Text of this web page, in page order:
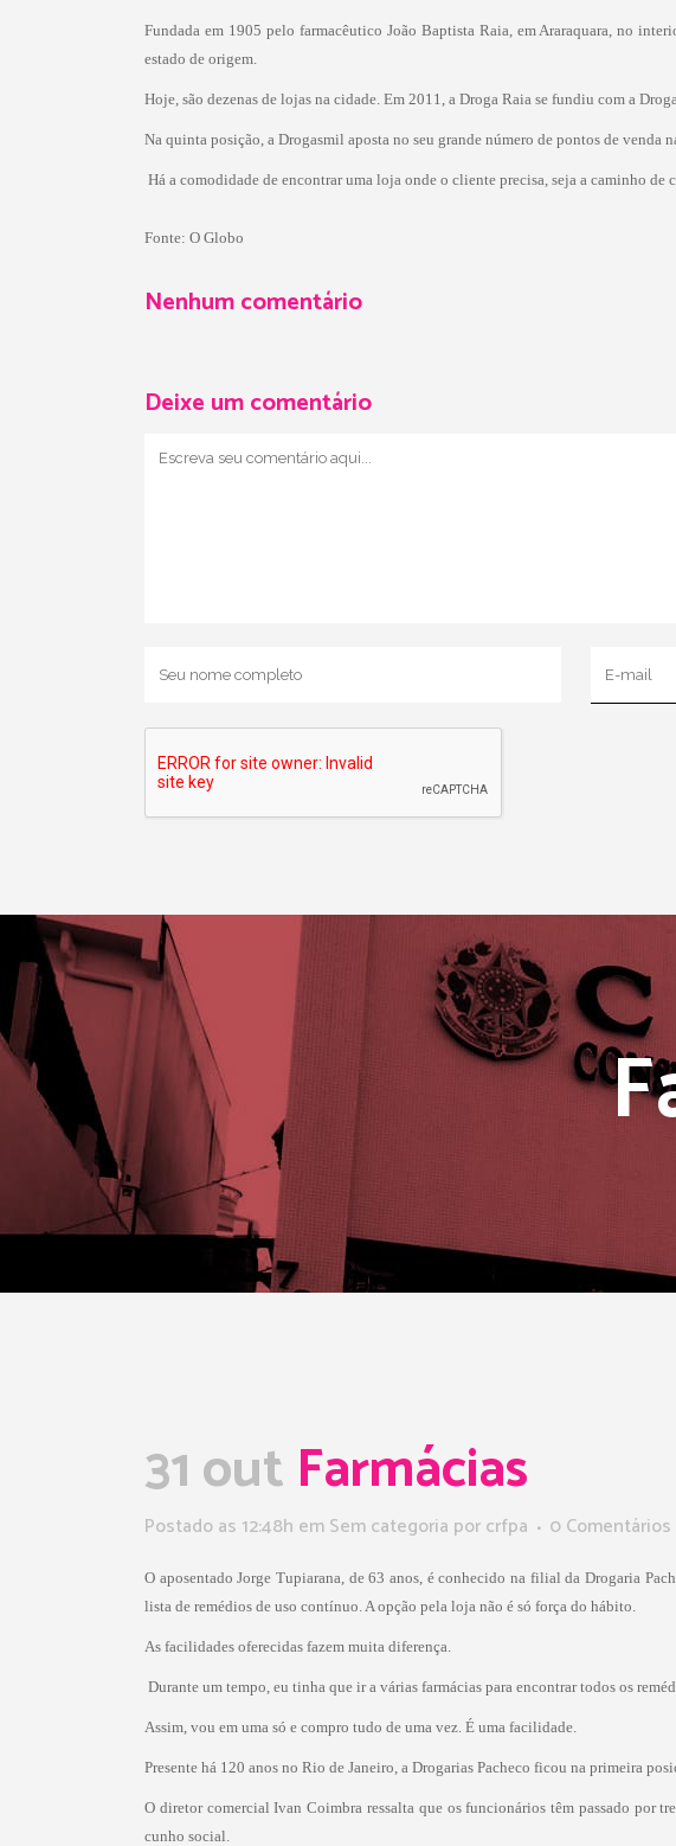
Fundada em 1905 pelo farmacêutico João Baptista Raia, em Araraquara, no
estado de origem.
Hoje, são dezenas de lojas na cidade. Em 2011, a Droga Raia se fundiu com a
Na quinta posição, a Drogasmil aposta no seu grande número de pontos de
 Há a comodidade de encontrar uma loja onde o cliente precisa, seja a caminho de
Fonte: O Globo
Nenhum comentário
Deixe um comentário
31 out Farmácias
Postado as 12:48h em Sem categoria porcrfpa 0 Comentários
O aposentado Jorge Tupiarana, de 63 anos, é conhecido na filial da Drogaria
lista de remédios de uso contínuo. A opção pela loja não é só força do hábito.
As facilidades oferecidas fazem muita diferença.
 Durante um tempo, eu tinha que ir a várias farmácias para encontrar todos os
Assim, vou em uma só e compro tudo de uma vez. É uma facilidade.
Presente há 120 anos no Rio de Janeiro, a Drogarias Pacheco ficou na primeira
O diretor comercial Ivan Coimbra ressalta que os funcionários têm passado por
cunho social.